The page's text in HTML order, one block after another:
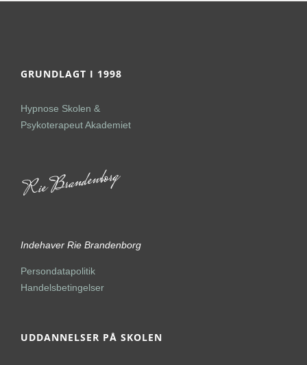
GRUNDLAGT I 1998
Hypnose Skolen &
Psykoterapeut Akademiet
Indehaver Rie Brandenborg
Persondatapolitik
Handelsbetingelser
UDDANNELSER PÅ SKOLEN